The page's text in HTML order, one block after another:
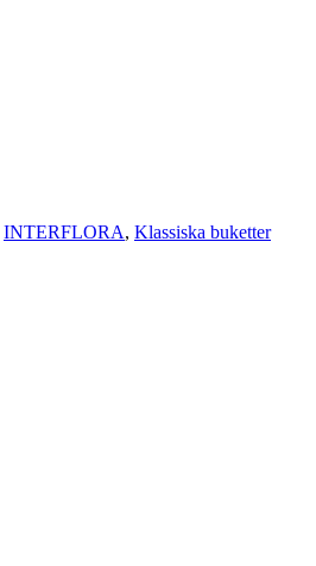
INTERFLORA, Klassiska buketter